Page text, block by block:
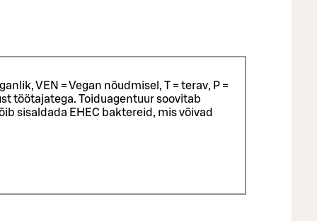
VEN = Vegan nõudmisel, T = terav, P =
töötajatega. Toiduagentuur soovitab
sisaldada EHEC baktereid, mis võivad